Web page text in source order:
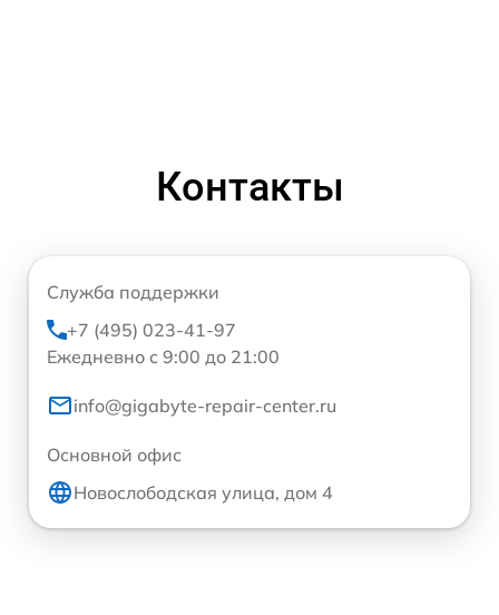
Контакты
Служба поддержки
+7 (495) 023-41-97
Ежедневно с 9:00 до 21:00
info@gigabyte-repair-center.ru
Основной офис
Новослободская улица, дом 4